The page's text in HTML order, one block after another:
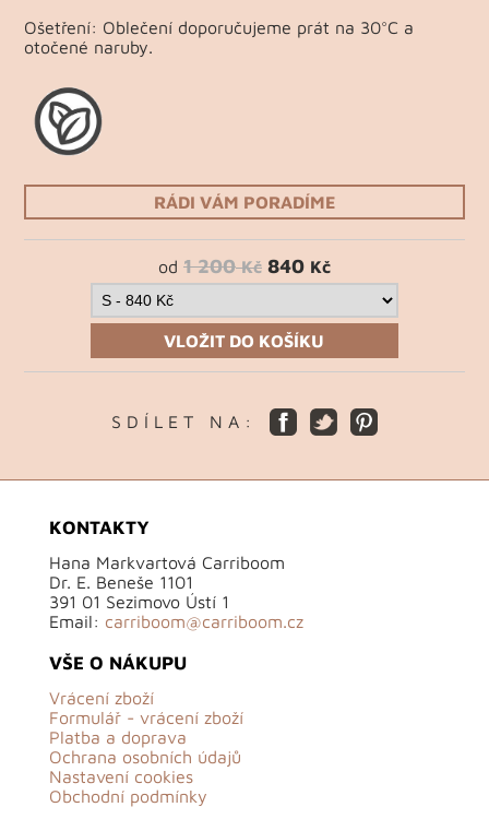
Ošetření: Oblečení doporučujeme prát na 30°C a
otočené naruby.
RÁDI VÁM PORADÍME
od 1 200 Kč 840 Kč
VLOŽIT DO KOŠÍKU
S D Í L E T N A :
KONTAKTY
Hana Markvartová Carriboom
Dr. E. Beneše 1101
391 01 Sezimovo Ústí 1
Email: carriboom@carriboom.cz
VŠE O NÁKUPU
Vrácení zboží
Formulář - vrácení zboží
Platba a doprava
Ochrana osobních údajů
Nastavení cookies
Obchodní podmínky